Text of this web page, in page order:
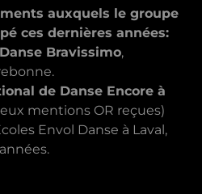
auxquels le groupe
ces dernières années:
Bravissimo,
de Danse Encore à
mentions OR reçues)
Envol Danse à Laval,